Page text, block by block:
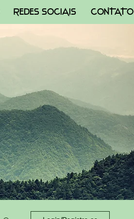
REDES SOCIAIS CONTATO